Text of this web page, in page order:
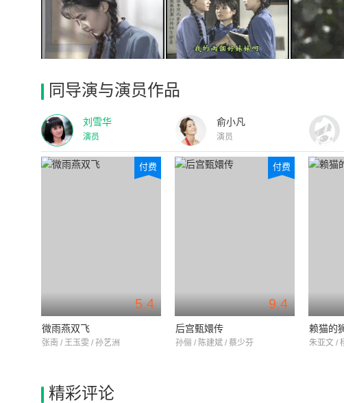
同导演与演员作品
刘雪华
演员
俞小凡
演员
5.4
付费
微雨燕双飞
张南 / 王玉雯 / 孙艺洲
9.4
付费
后宫甄嬛传
孙俪 / 陈建斌 / 蔡少芬
赖猫的
朱亚文 /
精彩评论